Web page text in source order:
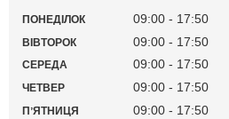
ПОНЕДІЛОК 09:00 17:50
ВІВТОРОК 09:00 17:50
СЕРЕДА 09:00 17:50
ЧЕТВЕР 09:00 17:50
ПʼЯТНИЦЯ 09:00 17:50